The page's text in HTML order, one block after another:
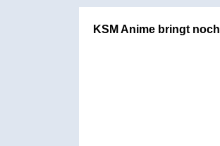
KSM Anime bringt